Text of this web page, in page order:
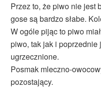
Przez to, że piwo nie jest
gose są bardzo słabe.
W ogóle pijąc to piwo
piwo, tak jak i
ugrzecznione.
Posmak mleczno-
pozostający.